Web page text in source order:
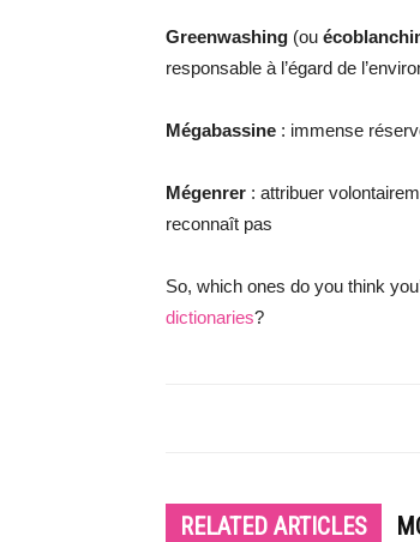
Greenwashing (ou
responsable à l’égard de
Mégabassine : immense
Mégenrer : attribuer
reconnaît pas
So, which ones do you think
dictionaries?
RELATED ARTICLES